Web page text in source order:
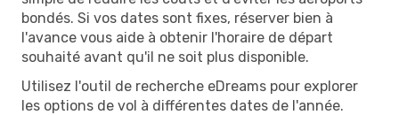
bondés. Si vos dates sont fixes, réserver bien à
l'avance vous aide à obtenir l'horaire de départ
souhaité avant qu'il ne soit plus disponible.
Utilisez l'outil de recherche eDreams pour explorer
les options de vol à différentes dates de l'année.